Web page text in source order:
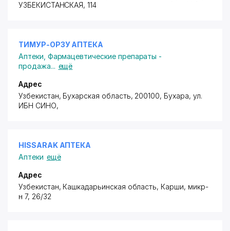
УЗБЕКИСТАНСКАЯ, 114
ТИМУР-ОРЗУ АПТЕКА
Аптеки Фармацевтические препараты -
продажа... ещё
Адрес
Узбекистан, Бухарская область, 200100, Бухара, ул.
ИБН СИНО,
HISSARAK АПТЕКА
Аптеки ещё
Адрес
Узбекистан, Кашкадарьинская область, Карши, микр-
н 7, 26/32